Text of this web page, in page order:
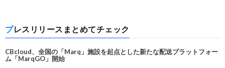
プレスリリースまとめてチェック
CBcloud、全国の「Marq」施設を起点とした新たな配送プラットフォー
ム「MarqGO」開始